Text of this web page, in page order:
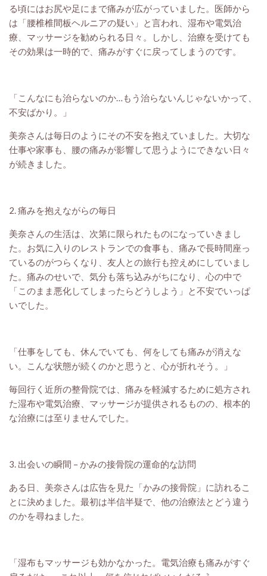
る頃にはお尻や足にまで痛みが広がっていました。医師から
は「腰椎椎間板ヘルニアの疑い」と言われ、湿布や電気治
療、マッサージを勧められる日々。しかし、治療を受けても
その効果は一時的で、痛みがすぐに戻ってしまうのです。
「こんなにも治らないのか…もう治らないんじゃないかって、
不安ばかり。」
美奈さんは毎日のようにその不安を抱えていました。大切な
仕事や家事も、腰の痛みが影響して思うようにできない日々
が続きました。
2. 痛みを抱えながらの毎日
美奈さんの生活は、次第に限られたものになっていきまし
た。お気に入りのレストランでの食事も、痛みで長時間座っ
ているのがつらくなり、友人との旅行も控えめにしていまし
た。痛みのせいで、気分も落ち込みがちになり、心の中で
「このまま悪化してしまったらどうしよう」と不安でいっぱ
いでした。
「仕事をしても、休んでいても、何をしても痛みが消えな
い。こんな状態が続くのかと思うと、心が折れそう。」
毎回行く近所の整骨院では、痛みを軽減するために処方され
た湿布や電気治療、マッサージが提供されるものの、根本的
な治療には至りませんでした。
3. 出会いの瞬間 – かみの接骨院の運命的な訪問
ある日、美奈さんは広告を見た「かみの接骨院」に訪れるこ
とに決めました。最初は半信半疑で、他の治療法とどう違う
のかを尋ねました。
「湿布もマッサージも効かなかった。電気治療も痛みがすぐ